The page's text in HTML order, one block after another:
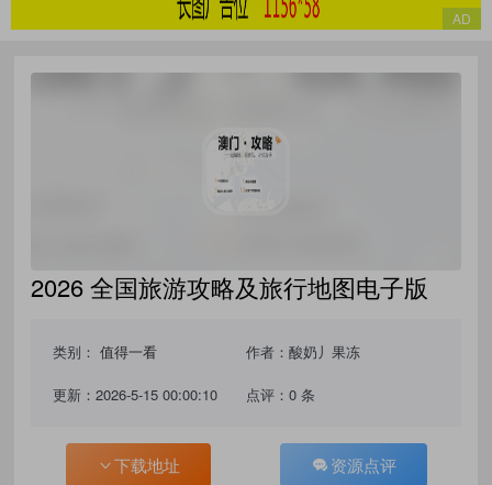
2026 全国旅游攻略及旅行地图电子版
类别：值得一看 作者：酸奶丿果冻
更新：2026-5-15 00:00:10 点评：0 条
下载地址 资源点评